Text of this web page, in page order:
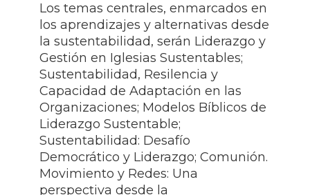
Los temas centrales, enmarcados en
los aprendizajes y alternativas desde
la sustentabilidad, serán Liderazgo y
Gestión en Iglesias Sustentables;
Sustentabilidad, Resilencia y
Capacidad de Adaptación en las
Organizaciones; Modelos Bíblicos de
Liderazgo Sustentable;
Sustentabilidad: Desafío
Democrático y Liderazgo; Comunión.
Movimiento y Redes: Una
perspectiva desde la